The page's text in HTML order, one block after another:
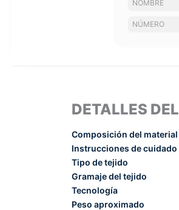
DETALLES
Composición del material
Instrucciones de cuidado
Tipo de tejido
Gramaje del tejido
Tecnología
Peso aproximado